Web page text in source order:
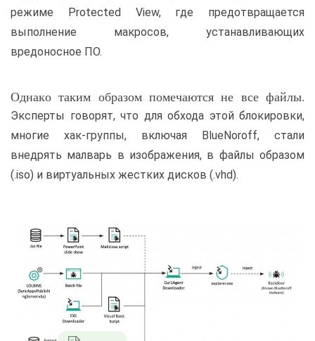
режиме Protected View, где предотвращается
выполнение макросов, устанавливающих
вредоносное ПО.
Однако таким образом помечаются не все файлы.
Эксперты говорят, что для обхода этой блокировки,
многие хак-группы, включая BlueNoroff, стали
внедрять малварь в изображения, в файлы образом
(.iso) и виртуальных жестких дисков (.vhd).